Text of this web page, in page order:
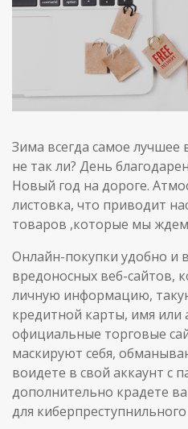
Зима всегда самое лучшее
не так ли? День
Новый год на дороге.
листовка, что приводит
товаров ,которые мы ждем
Онлайн-покупки удобно и
вредоносных веб-сайтов,
личную информацию,
кредитной карты, имя или
официальные торговые
маскируют себя,
воидете в свой аккаунт с
дополнительно крадете
для